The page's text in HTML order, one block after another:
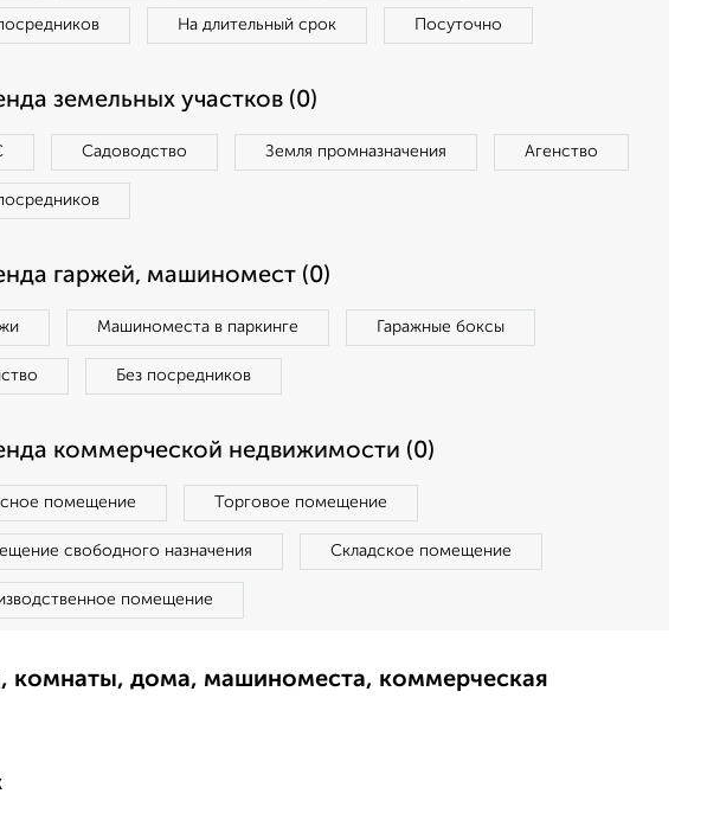
На длительный срок Посуточно
земельных участков (0)
Садоводство Земля промназначения Агенство
гаржей, машиномест (0)
Машиноместа в паркинге Гаражные боксы
Без посредников
коммерческой недвижимости (0)
помещение Торговое помещение
свободного назначения Складское помещение
помещение
комнаты, дома, машиноместа, коммерческая